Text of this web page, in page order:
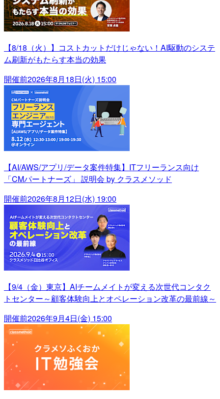
【8/18（火）】コストカットだけじゃない！AI駆動のシステ
ム刷新がもたらす本当の効果
開催前2026年8月18日(火) 15:00
【AI/AWS/アプリ/データ案件特集】ITフリーランス向け
「CMパートナーズ」 説明会 by クラスメソッド
開催前2026年8月12日(水) 19:00
【9/4（金）東京】AIチームメイトが変える次世代コンタク
トセンター～顧客体験向上とオペレーション改革の最前線～
開催前2026年9月4日(金) 15:00